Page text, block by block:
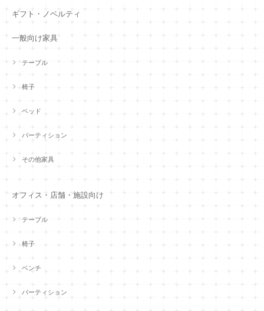
ギフト・ノベルティ
一般向け家具
テーブル
椅子
ベッド
パーティション
その他家具
オフィス・店舗・施設向け
テーブル
椅子
ベンチ
パーティション